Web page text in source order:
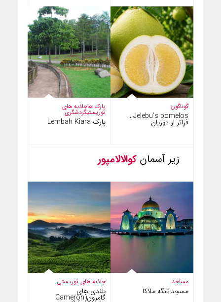
پارک هاجاذبه های
توریستیگردشگری
پارک Lembah Kiara
گوناگون
Jelebu’s pomelos ،
فراتر از دوریان
زیر آسمان کوالالامپور
جاذبه های توریستی
بلندی های
کامرون(Cameron
مساجد
مسجد تنگه ملاکا